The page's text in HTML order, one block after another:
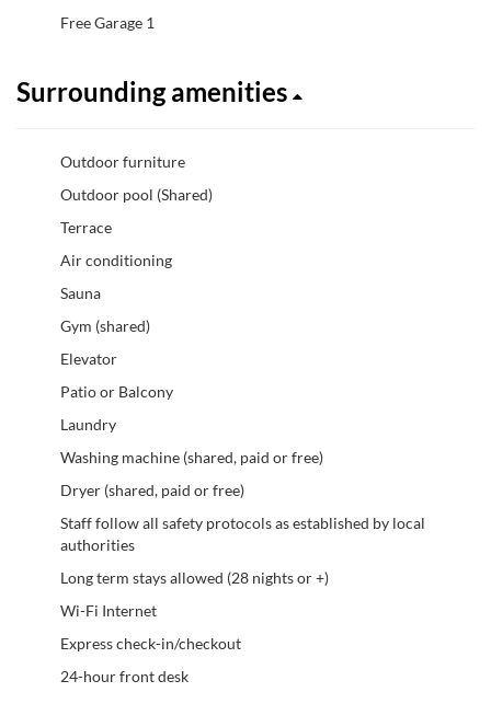
Free Garage 1
Surrounding amenities
Outdoor furniture
Outdoor pool (Shared)
Terrace
Air conditioning
Sauna
Gym (shared)
Elevator
Patio or Balcony
Laundry
Washing machine (shared, paid or free)
Dryer (shared, paid or free)
Staff follow all safety protocols as established by local
authorities
Long term stays allowed (28 nights or +)
Wi-Fi Internet
Express check-in/checkout
24-hour front desk